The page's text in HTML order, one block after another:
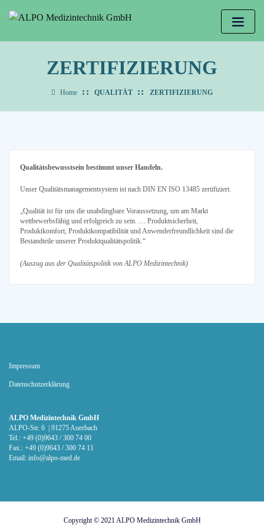
ZERTIFIZIERUNG
Home QUALITÄT ZERTIFIZIERUNG
Qualitätsbewusstsein bestimmt unser Handeln.
Unser Qualitätsmanagementsystem ist nach DIN EN ISO 13485 zertifiziert.
„Qualität ist für uns die unabdingbare Voraussetzung, um am Markt
wettbewerbsfähig und erfolgreich zu sein. … Produktsicherheit,
Produktkomfort, Produktkompatibilität und Anwenderfreundlichkeit sind die
Bestandteile unserer Produktqualitätspolitik.“
(Auszug aus der Qualitätspolitik von ALPO Medizintechnik)
Impressum
Datenschutz­erklärung
ALPO Medizintechnik GmbH
ALPO-Str. 6 | 91275 Auerbach
Tel.: +49 (0)9643 / 300 74 00
Fax.: +49 (0)9643 / 300 74 11
Email: info@alpo-med.de
Copyright © 2021ALPO Medizintechnik GmbH